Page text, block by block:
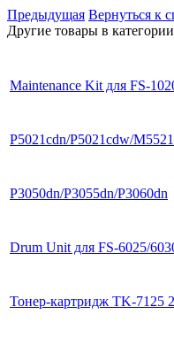
Предыдущая Вернуться к
Другие товары в категории
Maintenance Kit для FS-
P5021cdn/P5021cdw/
P3050dn/P3055dn/P3060dn
Drum Unit для FS-6025/
Тонер-картридж TK-7125